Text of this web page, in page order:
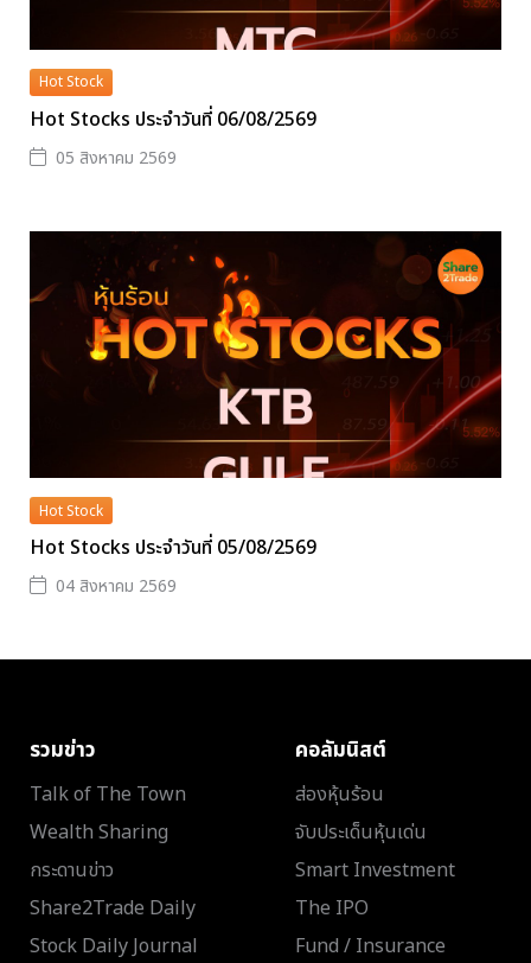
Hot Stock
Hot Stocks ประจำวันที่ 06/08/2569
05 สิงหาคม 2569
Hot Stock
Hot Stocks ประจำวันที่ 05/08/2569
04 สิงหาคม 2569
รวมข่าว
Talk of The Town
Wealth Sharing
กระดานข่าว
Share2Trade Daily
Stock Daily Journal
คอลัมนิสต์
ส่องหุ้นร้อน
จับประเด็นหุ้นเด่น
Smart Investment
The IPO
Fund / Insurance